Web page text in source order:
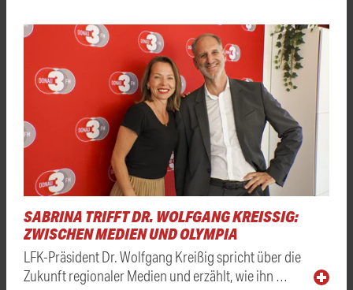
SABRINA TRIFFT DR. WOLFGANG KREISSIG: Z
WISCHEN MEDIEN UND OLYMPIA
LFK-Präsident Dr. Wolfgang Kreißig spricht über die
Zukunft regionaler Medien und erzählt, wie ihn …